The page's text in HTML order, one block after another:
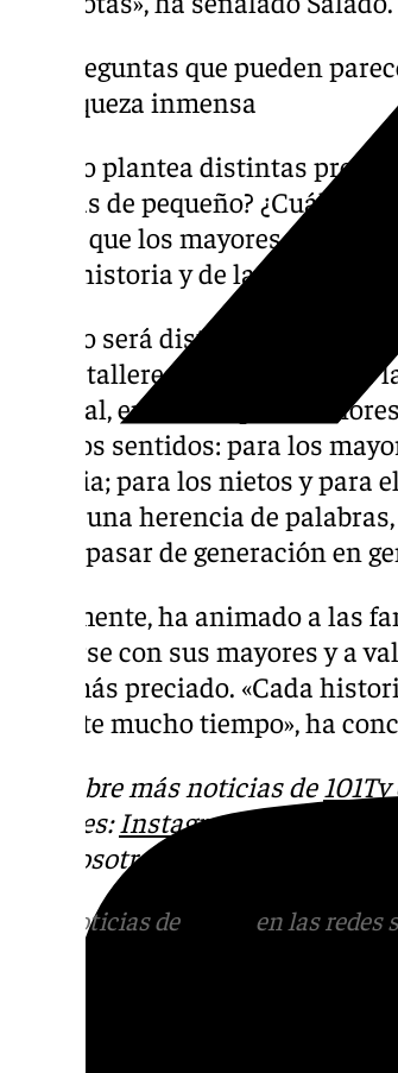
Preguntas que pueden
riqueza inmensa
El libro plantea distintas
jugabas de pequeño? ¿Cuál
hacen que los mayores se
de su historia y de la historia
El libro será distribuido entre
en los talleres organizados
especial, en municipios
muchos sentidos: para los
historia; para los nietos y para
papel, una herencia de
podrá pasar de generación en
Finalmente, ha animado a las
sentarse con sus mayores y a
bien más preciado. «Cada
durante mucho tiempo», ha
Descubre más noticias de 101Tv
sociales: Instagram,Facebook
con nosotros en el correo
Más noticias de en las redes